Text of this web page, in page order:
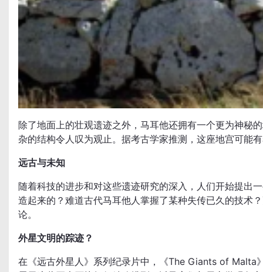
除了地面上的壮观遗迹之外，马耳他还拥有一个更为神
杂的结构令人叹为观止。据考古学家推测，这座地宫可能
远古与未知
随着科技的进步和对这些遗迹研究的深入，人们开始提出
造起来的？难道古代马耳他人掌握了某种失传已久的技术
论。
外星文明的踪迹？
在《远古外星人》系列纪录片中，《The Giants of Malta